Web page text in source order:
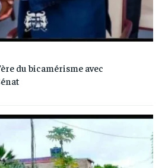
du bicamérisme avec